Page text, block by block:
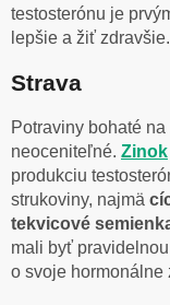
testosterónu je
lepšie a žiť zdravšie.
Strava
Potraviny bohaté na
neoceniteľné. Zinok
produkciu
strukoviny, najmä
tekvicové
mali byť
o svoje hormonálne